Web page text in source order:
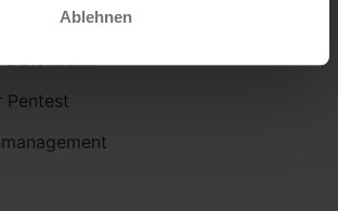
Ablehnen
Pentest